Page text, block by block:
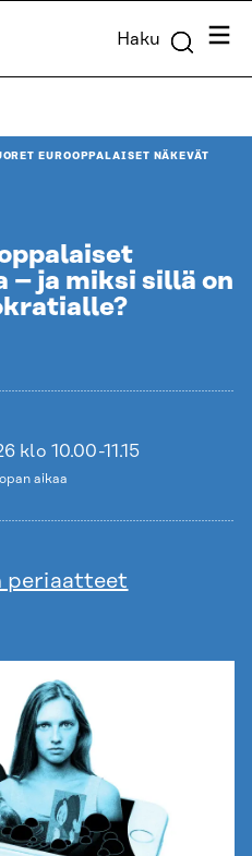
Haku
EUROOPPALAISET NÄKEVÄT
– ja miksi sillä on
klo 10.00-11.15
aikaa
periaatteet